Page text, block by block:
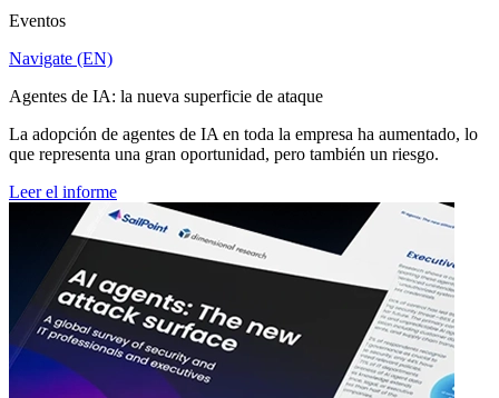
Eventos
Navigate (EN)
Agentes de IA: la nueva superficie de ataque
La adopción de agentes de IA en toda la empresa ha aumentado, lo
que representa una gran oportunidad, pero también un riesgo.
Leer el informe